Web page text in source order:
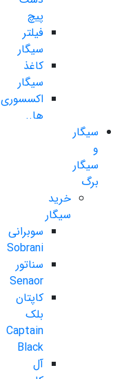
پیچ
فیلتر
سیگار
کاغذ
سیگار
اکسسوری
ها..
سیگار
و
سیگار
برگ
خرید
سیگار
سوبرانی
Sobrani
سناتور
Senaor
کاپتان
بلک
Captain
Black
آل